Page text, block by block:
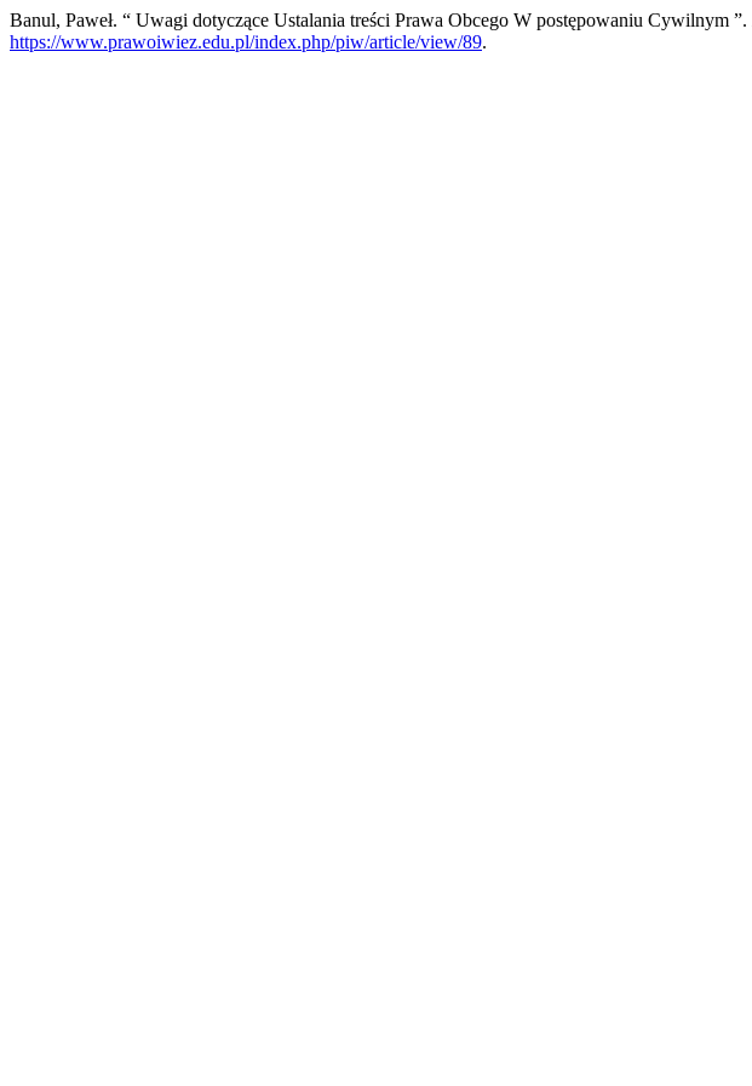
Banul, Paweł. “ Uwagi dotyczące Ustalania treści Prawa Obcego W postępowaniu Cywilnym ”.
https://www.prawoiwiez.edu.pl/index.php/piw/article/view/89.